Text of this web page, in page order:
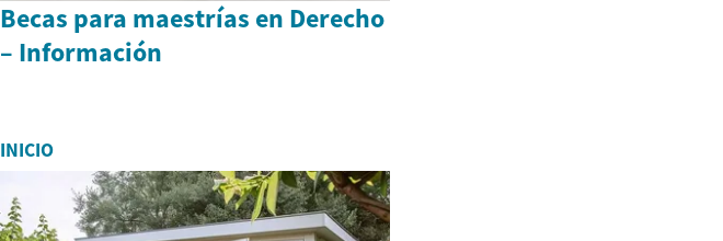
Becas para maestrías en Derecho
– Información
INICIO